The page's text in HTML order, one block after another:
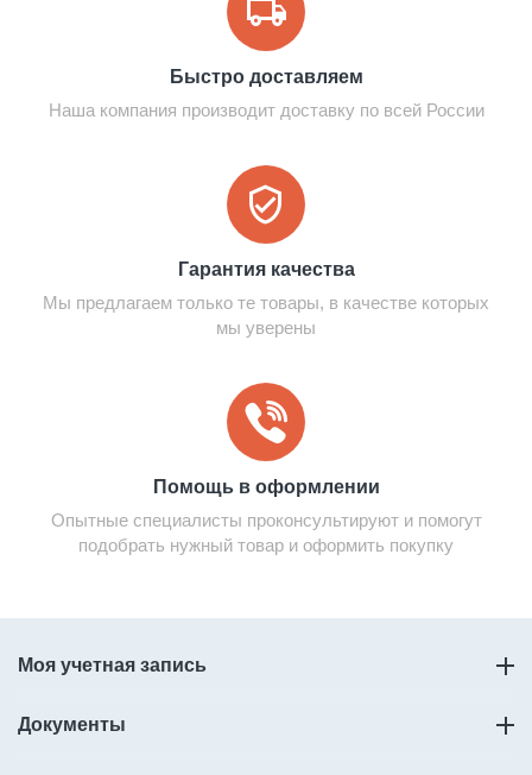
Быстро доставляем
Наша компания производит доставку по всей России
Гарантия качества
Мы предлагаем только те товары, в качестве которых
мы уверены
Помощь в оформлении
Опытные специалисты проконсультируют и помогут
подобрать нужный товар и оформить покупку
Моя учетная запись
Документы